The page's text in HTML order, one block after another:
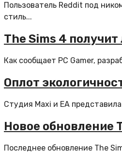
Пользователь Reddit под
стиль...
The Sims 4
Как сообщает PC Gamer,
Оплот
Студия Maxi и EA
Новое обновление
Последнее обновление The